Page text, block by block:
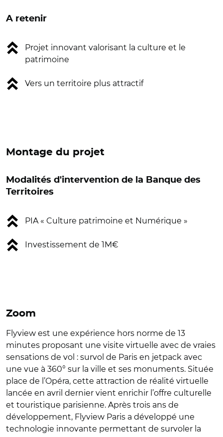
A retenir
Projet innovant valorisant la culture et le
patrimoine
Vers un territoire plus attractif
Montage du projet
Modalités d'intervention de la Banque des
Territoires
PIA « Culture patrimoine et Numérique »
Investissement de 1M€
Zoom
Flyview est une expérience hors norme de 13
minutes proposant une visite virtuelle avec de vraies
sensations de vol : survol de Paris en jetpack avec
une vue à 360° sur la ville et ses monuments. Située
place de l’Opéra, cette attraction de réalité virtuelle
lancée en avril dernier vient enrichir l’offre culturelle
et touristique parisienne. Après trois ans de
développement, Flyview Paris a développé une
technologie innovante permettant de survoler la